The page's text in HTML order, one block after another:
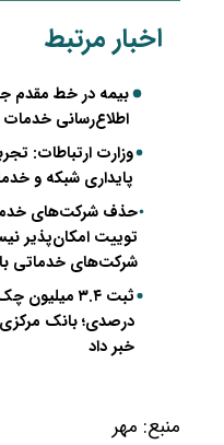
اخبار مرتبط
بیمه در خط مقدم
اطلاع‌رسانی خدمات
وزارت ارتباطات:
پایداری شبکه و
حذف شرکت‌های
توییت امکان‌پذیر
شرکت‌های خدماتی
درصدی؛ بانک
خبر داد
منبع: مهر